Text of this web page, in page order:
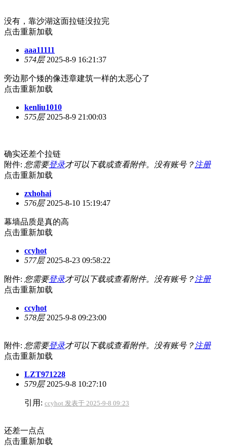
没有，靠沙湖这面拉链没拉完
点击重新加载
aaa11111
574层2025-8-9 16:21:37
旁边那个矮的像违章建筑一样的太恶心了
点击重新加载
kenliu1010
575层2025-8-9 21:00:03
确实还差个拉链
附件: 您需要登录才可以下载或查看附件。没有账号？ 注册
点击重新加载
zxhohai
576层2025-8-10 15:19:47
幕墙品质是真的高
点击重新加载
ccyhot
577层2025-8-23 09:58:22
附件: 您需要登录才可以下载或查看附件。没有账号？ 注册
点击重新加载
ccyhot
578层2025-9-8 09:23:00
附件: 您需要登录才可以下载或查看附件。没有账号？ 注册
点击重新加载
LZT971228
579层2025-9-8 10:27:10
引用: ccyhot 发表于 2025-9-8 09:23
还差一点点
点击重新加载